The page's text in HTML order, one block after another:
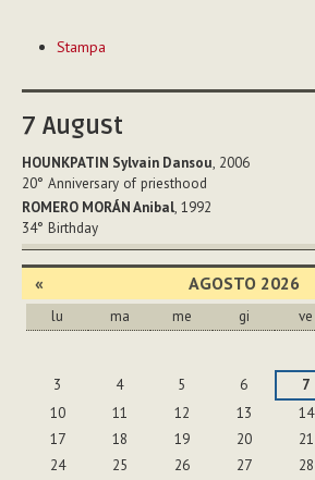
sul
Stampa
7 August
HOUNKPATIN Sylvain Dansou, 2006
20° Anniversary of priesthood
ROMERO MORÁN Anibal, 1992
34° Birthday
« AGOSTO 2026
lu ma me gi ve
3
4 5 6 7
10
11 12 13 14
17
18 19 20 21
24
25 26 27 28